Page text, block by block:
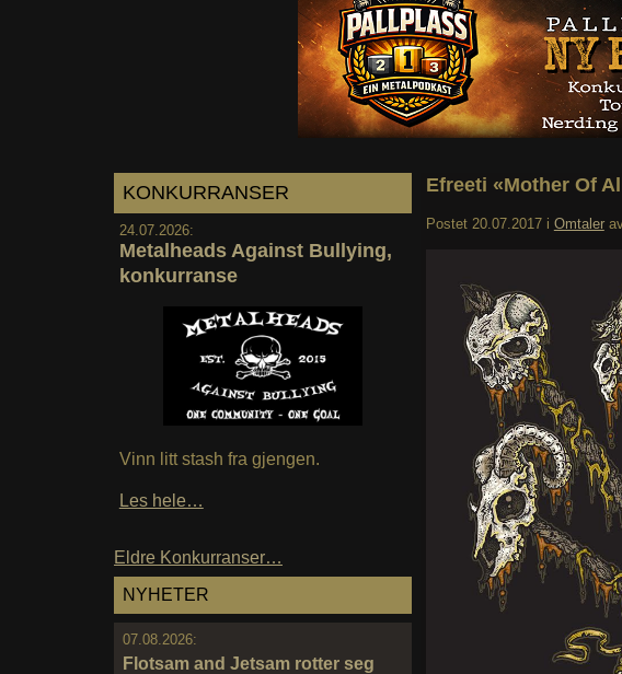
KONKURRANSER
24.07.2026:
Metalheads Against Bullying,
konkurranse
Vinn litt stash fra gjengen.
Les hele…
Eldre Konkurranser…
NYHETER
07.08.2026:
Flotsam and Jetsam rotter seg
Efreeti «Mother Of
Postet 20.07.2017 i Omtaler